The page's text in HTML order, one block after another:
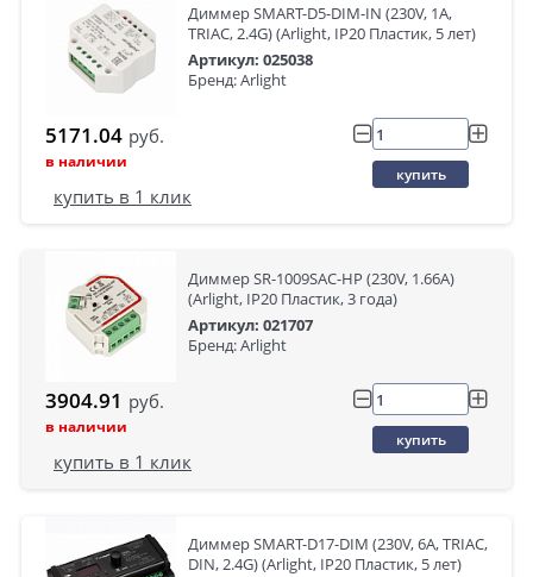
Диммер SMART-D5-DIM-IN (230V, 1A,
TRIAC, 2.4G) (Arlight, IP20 Пластик, 5 лет)
Артикул: 025038
Бренд: Arlight
5171.04 руб.
в наличии
купить
купить в 1 клик
Диммер SR-1009SAC-HP (230V, 1.66A)
(Arlight, IP20 Пластик, 3 года)
Артикул: 021707
Бренд: Arlight
3904.91 руб.
в наличии
купить
купить в 1 клик
Диммер SMART-D17-DIM (230V, 6A, TRIAC,
DIN, 2.4G) (Arlight, IP20 Пластик, 5 лет)